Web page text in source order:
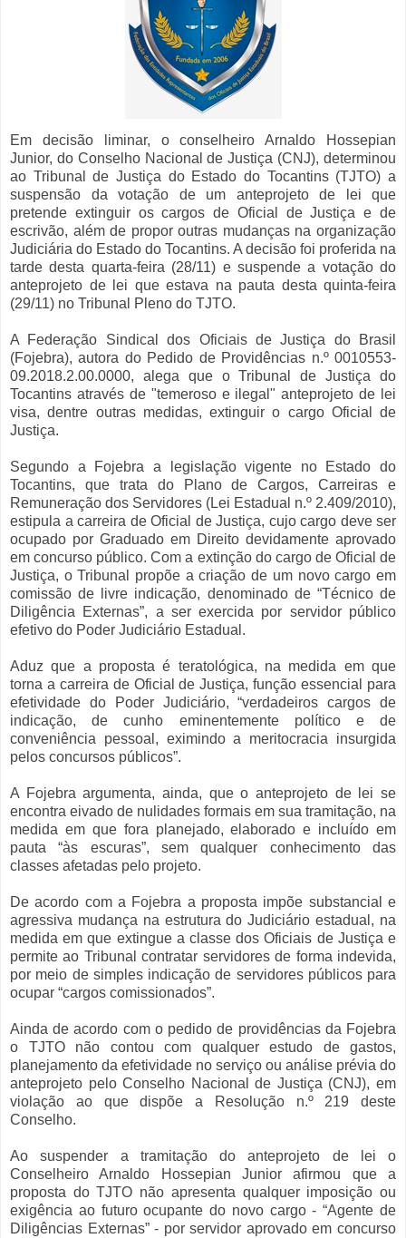
Em decisão liminar, o conselheiro Arnaldo Hossepian
Junior, do Conselho Nacional de Justiça (CNJ), determinou
ao Tribunal de Justiça do Estado do Tocantins (TJTO) a
suspensão da votação de um anteprojeto de lei que
pretende extinguir os cargos de Oficial de Justiça e de
escrivão, além de propor outras mudanças na organização
Judiciária do Estado do Tocantins. A decisão foi proferida na
tarde desta quarta-feira (28/11) e suspende a votação do
anteprojeto de lei que estava na pauta desta quinta-feira
(29/11) no Tribunal Pleno do TJTO.
A Federação Sindical dos Oficiais de Justiça do Brasil
(Fojebra), autora do Pedido de Providências n.º 0010553-
09.2018.2.00.0000, alega que o Tribunal de Justiça do
Tocantins através de "temeroso e ilegal" anteprojeto de lei
visa, dentre outras medidas, extinguir o cargo Oficial de
Justiça.
Segundo a Fojebra a legislação vigente no Estado do
Tocantins, que trata do Plano de Cargos, Carreiras e
Remuneração dos Servidores (Lei Estadual n.º 2.409/2010),
estipula a carreira de Oficial de Justiça, cujo cargo deve ser
ocupado por Graduado em Direito devidamente aprovado
em concurso público. Com a extinção do cargo de Oficial de
Justiça, o Tribunal propõe a criação de um novo cargo em
comissão de livre indicação, denominado de “Técnico de
Diligência Externas”, a ser exercida por servidor público
efetivo do Poder Judiciário Estadual.
Aduz que a proposta é teratológica, na medida em que
torna a carreira de Oficial de Justiça, função essencial para
efetividade do Poder Judiciário, “verdadeiros cargos de
indicação, de cunho eminentemente político e de
conveniência pessoal, eximindo a meritocracia insurgida
pelos concursos públicos”.
A Fojebra argumenta, ainda, que o anteprojeto de lei se
encontra eivado de nulidades formais em sua tramitação, na
medida em que fora planejado, elaborado e incluído em
pauta “às escuras”, sem qualquer conhecimento das
classes afetadas pelo projeto.
De acordo com a Fojebra a proposta impõe substancial e
agressiva mudança na estrutura do Judiciário estadual, na
medida em que extingue a classe dos Oficiais de Justiça e
permite ao Tribunal contratar servidores de forma indevida,
por meio de simples indicação de servidores públicos para
ocupar “cargos comissionados”.
Ainda de acordo com o pedido de providências da Fojebra
o TJTO não contou com qualquer estudo de gastos,
planejamento da efetividade no serviço ou análise prévia do
anteprojeto pelo Conselho Nacional de Justiça (CNJ), em
violação ao que dispõe a Resolução n.º 219 deste
Conselho.
Ao suspender a tramitação do anteprojeto de lei o
Conselheiro Arnaldo Hossepian Junior afirmou que a
proposta do TJTO não apresenta qualquer imposição ou
exigência ao futuro ocupante do novo cargo - “Agente de
Diligências Externas” - por servidor aprovado em concurso